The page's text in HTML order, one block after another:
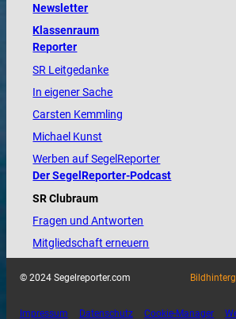
Newsletter
Klassenraum
Reporter
SR Leitgedanke
In eigener Sache
Carsten Kemmling
Michael Kunst
Werben auf SegelReporter
Der SegelReporter-Podcast
SR Clubraum
Fragen und Antworten
Mitgliedschaft erneuern
© 2024 Segelreporter.com
Impressum Datenschutz Cookie-Manager